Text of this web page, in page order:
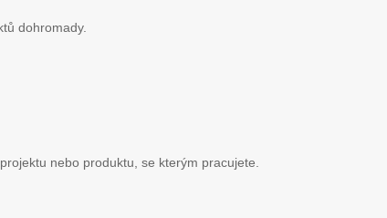
dohromady.
nebo produktu, se kterým pracujete.